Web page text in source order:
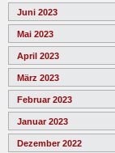
Juni 2023
Mai 2023
April 2023
März 2023
Februar 2023
Januar 2023
Dezember 2022